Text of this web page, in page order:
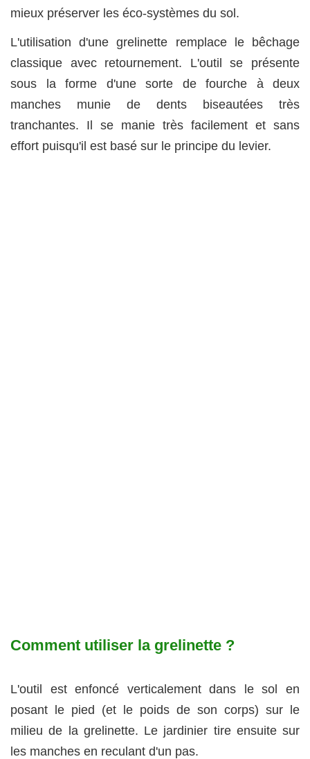
mieux préserver les éco-systèmes du sol.
L'utilisation d'une grelinette remplace le bêchage
classique avec retournement. L'outil se présente
sous la forme d'une sorte de fourche à deux
manches munie de dents biseautées très
tranchantes. Il se manie très facilement et sans
effort puisqu'il est basé sur le principe du levier.
Comment utiliser la grelinette ?
L'outil est enfoncé verticalement dans le sol en
posant le pied (et le poids de son corps) sur le
milieu de la grelinette. Le jardinier tire ensuite sur
les manches en reculant d'un pas.